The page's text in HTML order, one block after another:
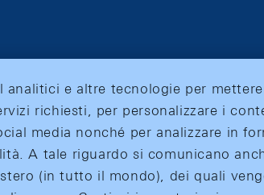
e altre tecnologie per mettere
richiesti, per personalizzare i
media nonché per analizzare in
A tale riguardo si comunicano
(in tutto il mondo), dei quali